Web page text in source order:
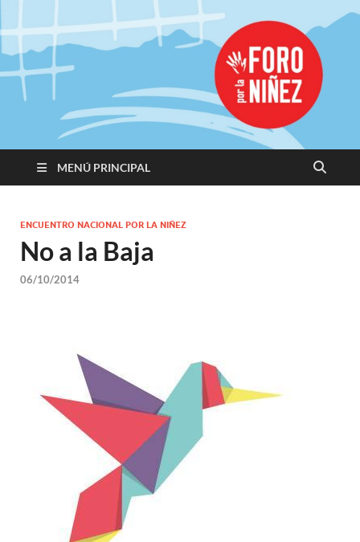
Promoviendo
Derechos,
Construimos
Igualdad
MENÚ PRINCIPAL
ENCUENTRO NACIONAL POR LA NIÑEZ
No a la Baja
06/10/2014